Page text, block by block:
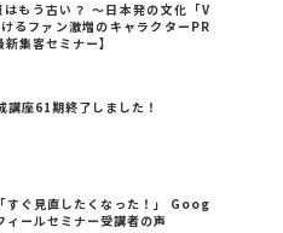
もう古い？ ～日本発の文化「V
るファン激増のキャラクターPR
集客セミナー】
講座61期終了しました！
すぐ見直したくなった！」 Goog
ールセミナー受講者の声